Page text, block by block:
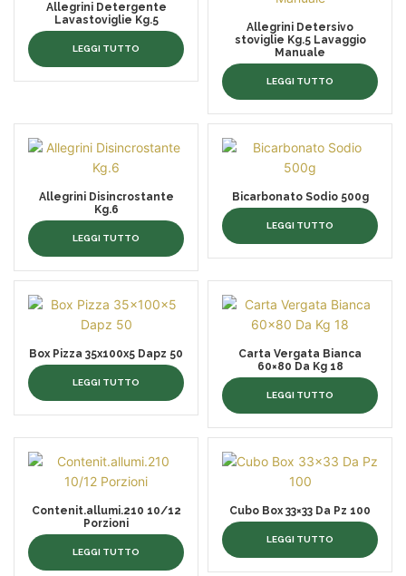
Allegrini Detergente
Lavastoviglie Kg.5
LEGGI TUTTO
Allegrini Detersivo
stoviglie Kg.5 Lavaggio
Manuale
LEGGI TUTTO
Allegrini Disincrostante
Kg.6
LEGGI TUTTO
Bicarbonato Sodio 500g
LEGGI TUTTO
Box Pizza 35x100x5 Dapz 50
LEGGI TUTTO
Carta Vergata Bianca
60×80 Da Kg 18
LEGGI TUTTO
Contenit.allumi.210 10/12
Porzioni
LEGGI TUTTO
Cubo Box 33×33 Da Pz 100
LEGGI TUTTO